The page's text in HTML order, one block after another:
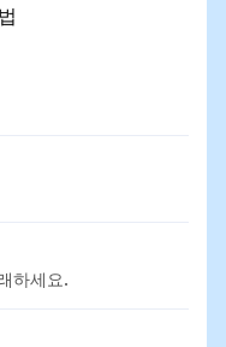
하세요.